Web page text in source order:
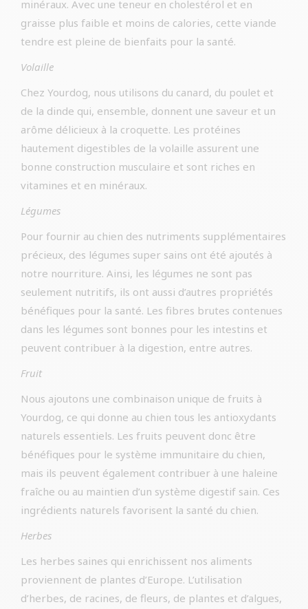
minéraux. Avec une teneur en cholestérol et en
graisse plus faible et moins de calories, cette viande
tendre est pleine de bienfaits pour la santé.
Volaille
Chez Yourdog, nous utilisons du canard, du poulet et
de la dinde qui, ensemble, donnent une saveur et un
arôme délicieux à la croquette. Les protéines
hautement digestibles de la volaille assurent une
bonne construction musculaire et sont riches en
vitamines et en minéraux.
Légumes
Pour fournir au chien des nutriments supplémentaires
précieux, des légumes super sains ont été ajoutés à
notre nourriture. Ainsi, les légumes ne sont pas
seulement nutritifs, ils ont aussi d’autres propriétés
bénéfiques pour la santé. Les fibres brutes contenues
dans les légumes sont bonnes pour les intestins et
peuvent contribuer à la digestion, entre autres.
Fruit
Nous ajoutons une combinaison unique de fruits à
Yourdog, ce qui donne au chien tous les antioxydants
naturels essentiels. Les fruits peuvent donc être
bénéfiques pour le système immunitaire du chien,
mais ils peuvent également contribuer à une haleine
fraîche ou au maintien d’un système digestif sain. Ces
ingrédients naturels favorisent la santé du chien.
Herbes
Les herbes saines qui enrichissent nos aliments
proviennent de plantes d’Europe. L’utilisation
d’herbes, de racines, de fleurs, de plantes et d’algues,